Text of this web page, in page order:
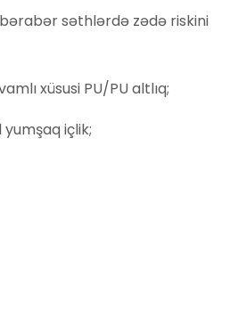
səthlərdə zədə riskini
xüsusi PU/PU altlıq;
içlik;